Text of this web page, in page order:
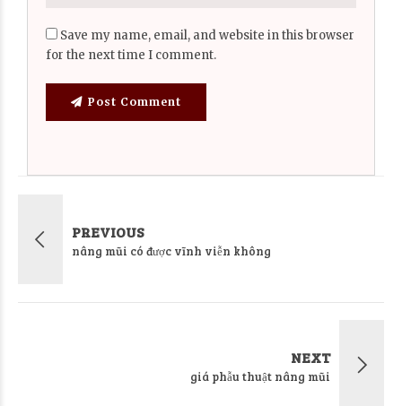
Save my name, email, and website in this browser
for the next time I comment.
Post Comment
PREVIOUS
nâng mũi có được vĩnh viễn không
NEXT
giá phẫu thuật nâng mũi